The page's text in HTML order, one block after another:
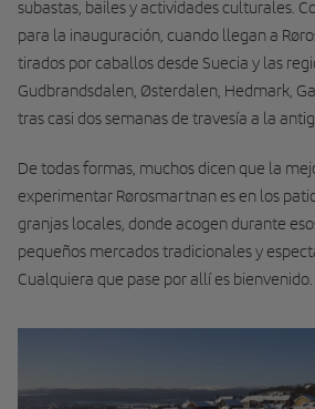
subastas, bailes y actividades culturales.
para la inauguración, cuando llegan a
tirados por caballos desde Suecia y las
Gudbrandsdalen, Østerdalen, Hedmark,
tras casi dos semanas de travesía a la
De todas formas, muchos dicen que la
experimentar Rørosmartnan es en los
granjas locales, donde acogen durante
pequeños mercados tradicionales y
Cualquiera que pase por allí es bienvenido.